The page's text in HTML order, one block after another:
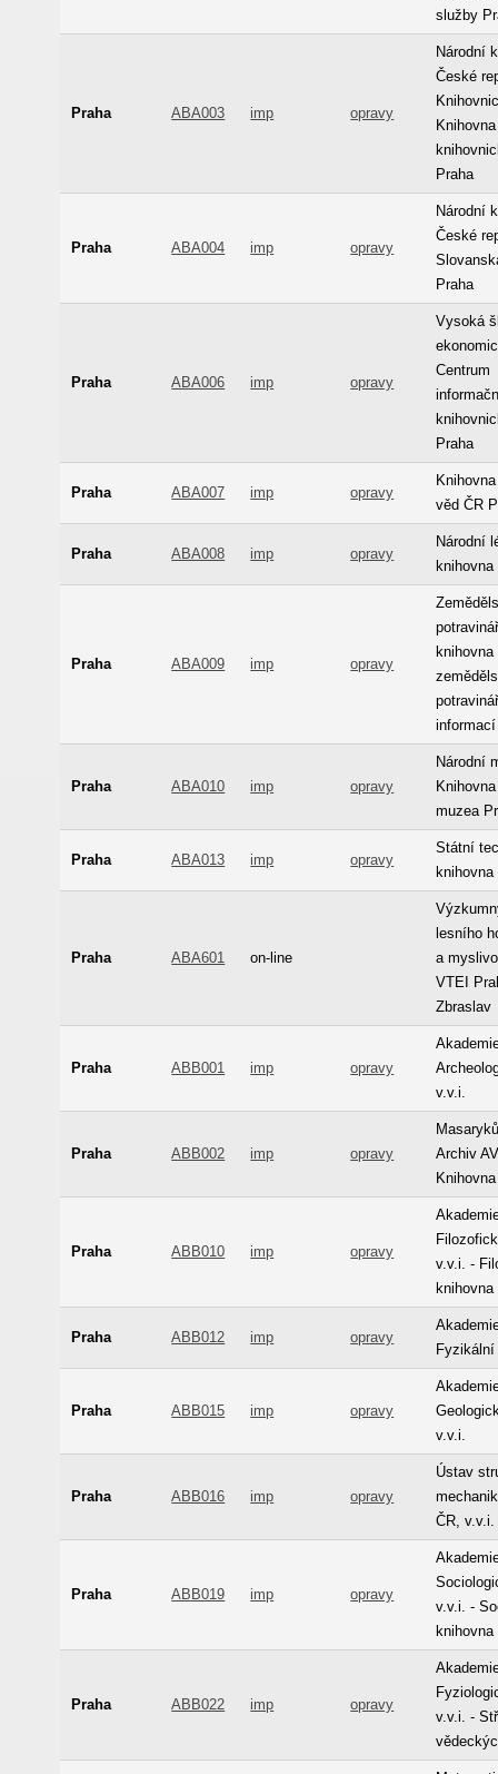
služby
Praha ABA003 imp opravy
Národní
České
Knihovna
Praha
Praha ABA004 imp opravy
Národní
České
Praha
Praha ABA006 imp opravy
Vysoká
Centrum
Praha
Praha ABA007 imp opravy
věd ČR
Praha ABA008 imp opravy
Národní
knihovna
Praha ABA009 imp opravy
Praha ABA010 imp opravy
Národní
muzea
Praha ABA013 imp opravy
Státní
knihovna
Praha ABA601 on-line
lesního
a
VTEI
Zbraslav
Praha ABB001 imp opravy
v.v.i.
Praha ABB002 imp opravy
Archiv
Praha ABB010 imp opravy
v.v.i. -
knihovna
Praha ABB012 imp opravy
Praha ABB015 imp opravy
v.v.i.
Praha ABB016 imp opravy
Ústav
ČR,
Praha ABB019 imp opravy
v.v.i. -
knihovna
Praha ABB022 imp opravy
v.v.i. -